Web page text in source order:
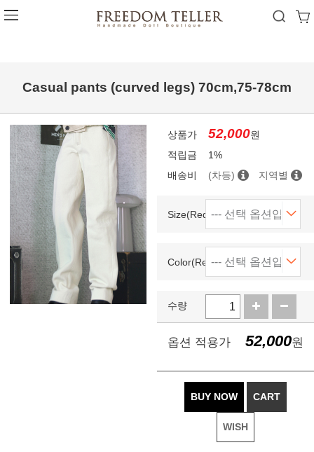
Casual pants (curved legs) 70cm,75-78cm
상품가 52,000원
적립금
1%
배송비
(차등) 지역별
Size(Required)
Color(Required)
수량
옵션 적용가 52,000원
BUY NOW CART
WISH